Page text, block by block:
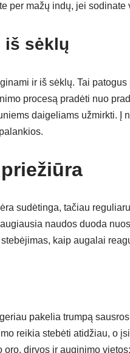
per mažų indų, jei sodinate
iš sėklų
ir iš sėklų. Tai
procesą pradėti nuo
daigeliams užmirkti. Į
sudėtinga, tačiau
naudos duoda
kaip augalai
pakelia trumpą
reikia stebėti atidžiau, o
oro, dirvos ir auginimo